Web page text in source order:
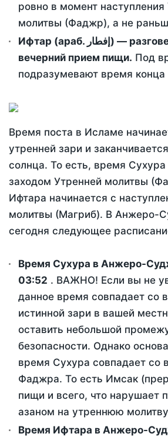
ровно в момент наступления
молитвы (Фаджр), а не
Ифтар (араб. إفطار) — разговение - это
вечерний прием пищи. Под
подразумевают время конца
Время поста в Исламе
утренней зари и
солнца. То есть, время Сухура
заходом Утренней молитвы
Ифтара начинается с
молитвы (Магриб). В Анжеро-
сегодня следующее
Время Сухура в Анжеро-
03:52 . ВАЖНО! Если вы не
данное время совпадает со
истинной зари в вашей
оставить небольшой
безопасности. Однако
время Сухура совпадает со
Фаджра. То есть Имсак
пищи и всего, что нарушает
азаном на утреннюю
Время Ифтара в Анжеро-